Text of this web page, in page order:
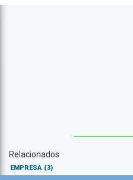
Relacionados
EMPRESA (3)